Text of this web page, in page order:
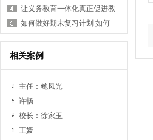
让义务教育一体化真正促进教
如何做好期末复习计划 如何
相关案例
主任：鲍凤光
许畅
校长：徐家玉
王媛